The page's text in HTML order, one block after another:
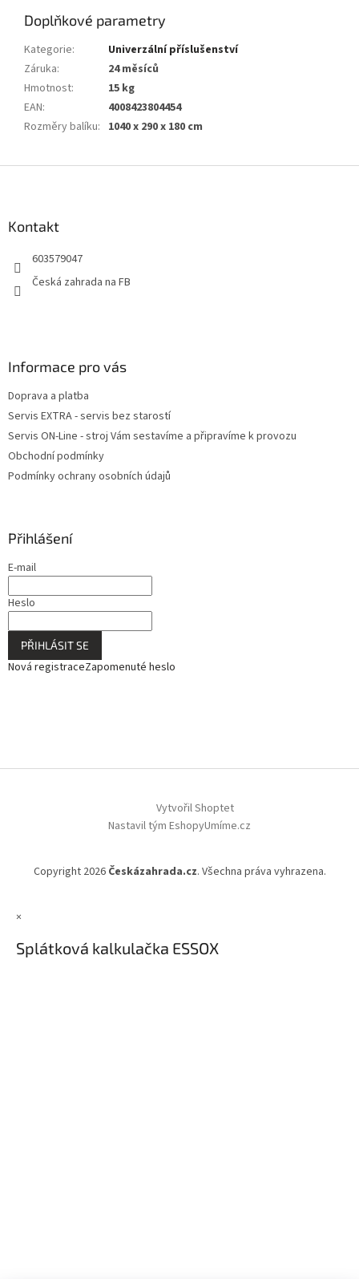
Doplňkové parametry
Kategorie:
Univerzální příslušenství
Záruka:
24 měsíců
Hmotnost:
15 kg
EAN:
4008423804454
Rozměry balíku: 1040 x 290 x 180 cm
Kontakt
603579047
Česká zahrada na FB
Informace pro vás
Doprava a platba
Servis EXTRA - servis bez starostí
Servis ON-Line - stroj Vám sestavíme a připravíme k provozu
Obchodní podmínky
Podmínky ochrany osobních údajů
Přihlášení
E-mail
Heslo
PŘIHLÁSIT SE
Nová registraceZapomenuté heslo
Vytvořil Shoptet
Nastavil tým EshopyUmíme.cz
Copyright 2026 Českázahrada.cz. Všechna práva vyhrazena.
×
Splátková kalkulačka ESSOX